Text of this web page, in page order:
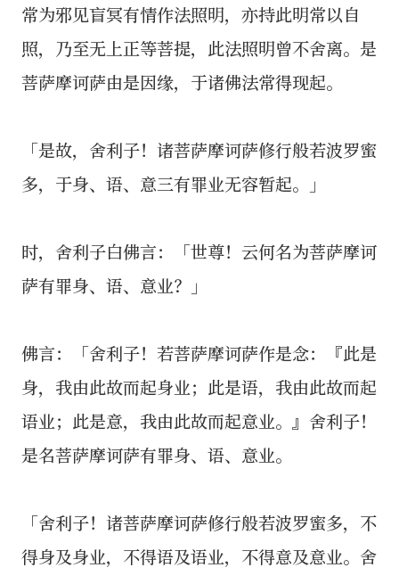
常为邪见盲冥有情作法照明，亦持此明常以自
照，乃至无上正等菩提，此法照明曾不舍离。是
菩萨摩诃萨由是因缘，于诸佛法常得现起。
「是故，舍利子！诸菩萨摩诃萨修行般若波罗蜜
多，于身、语、意三有罪业无容暂起。」
时，舍利子白佛言：「世尊！云何名为菩萨摩诃
萨有罪身、语、意业？」
佛言：「舍利子！若菩萨摩诃萨作是念：『此是
身，我由此故而起身业；此是语，我由此故而起
语业；此是意，我由此故而起意业。』舍利子！
是名菩萨摩诃萨有罪身、语、意业。
「舍利子！诸菩萨摩诃萨修行般若波罗蜜多，不
得身及身业，不得语及语业，不得意及意业。舍